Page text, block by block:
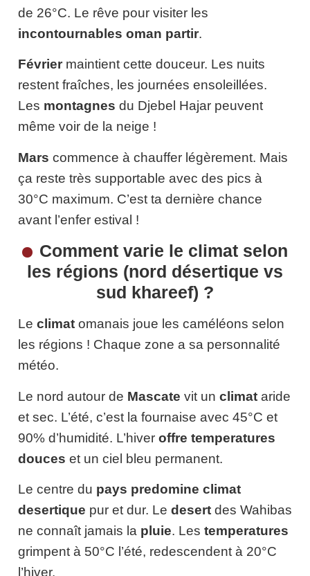
de 26°C. Le rêve pour visiter les
incontournables oman partir.
Février maintient cette douceur. Les nuits
restent fraîches, les journées ensoleillées.
Les montagnes du Djebel Hajar peuvent
même voir de la neige !
Mars commence à chauffer légèrement. Mais
ça reste très supportable avec des pics à
30°C maximum. C’est ta dernière chance
avant l’enfer estival !
Comment varie le climat selon
les régions (nord désertique vs
sud khareef) ?
Le climat omanais joue les caméléons selon
les régions ! Chaque zone a sa personnalité
météo.
Le nord autour de Mascate vit un climat aride
et sec. L’été, c’est la fournaise avec 45°C et
90% d’humidité. L’hiver offre temperatures
douces et un ciel bleu permanent.
Le centre du pays predomine climat
desertique pur et dur. Le desert des Wahibas
ne connaît jamais la pluie. Les temperatures
grimpent à 50°C l’été, redescendent à 20°C
l’hiver.